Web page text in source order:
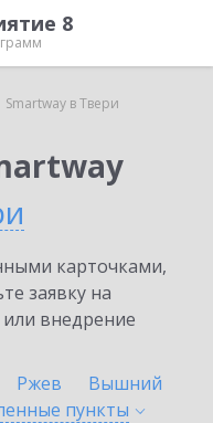
8
Smartway в Твери
карточками,
заявку на
внедрение
Ржев
Вышний
пункты